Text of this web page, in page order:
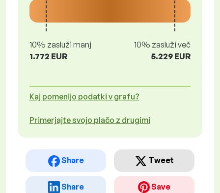
10% zasluži manj
1.772 EUR
10% zasluži več
5.229 EUR
Kaj pomenijo podatki v grafu?
Primerjajte svojo plačo z drugimi
Share Tweet
Share Save